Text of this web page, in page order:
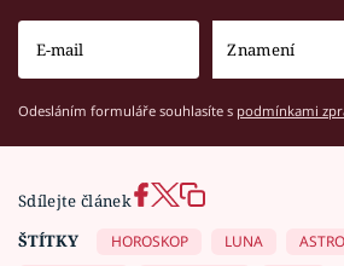
Odesláním formuláře souhlasíte s podmínkami
Sdílejte článek
ŠTÍTKY
HOROSKOP LUNA